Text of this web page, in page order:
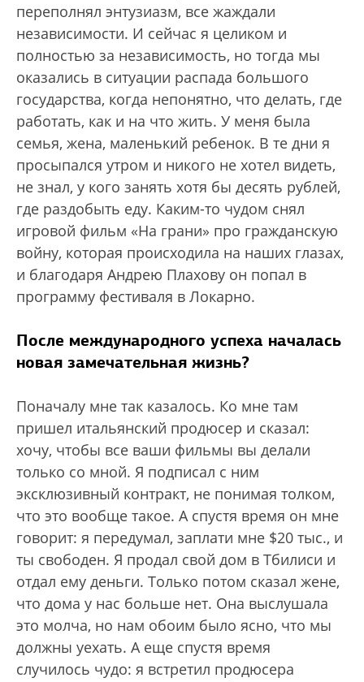
переполнял энтузиазм, все жаждали
независимости. И сейчас я целиком и
полностью за независимость, но тогда мы
оказались в ситуации распада большого
государства, когда непонятно, что делать, где
работать, как и на что жить. У меня была
семья, жена, маленький ребенок. В те дни я
просыпался утром и никого не хотел видеть,
не знал, у кого занять хотя бы десять рублей,
где раздобыть еду. Каким-то чудом снял
игровой фильм «На грани» про гражданскую
войну, которая происходила на наших глазах,
и благодаря Андрею Плахову он попал в
программу фестиваля в Локарно.
После международного успеха началась
новая замечательная жизнь?
Поначалу мне так казалось. Ко мне там
пришел итальянский продюсер и сказал:
хочу, чтобы все ваши фильмы вы делали
только со мной. Я подписал с ним
эксклюзивный контракт, не понимая толком,
что это вообще такое. А спустя время он мне
говорит: я передумал, заплати мне $20 тыс., и
ты свободен. Я продал свой дом в Тбилиси и
отдал ему деньги. Только потом сказал жене,
что дома у нас больше нет. Она выслушала
это молча, но нам обоим было ясно, что мы
должны уехать. А еще спустя время
случилось чудо: я встретил продюсера